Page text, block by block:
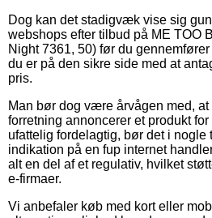
Dog kan det stadigvæk vise sig
webshops efter tilbud på ME TOO
Night 7361, 50) før du
du er på den sikre side med at
pris.
Man bør dog være årvågen med,
forretning annoncerer et produkt
ufattelig fordelagtig, bør det i
indikation på en fup internet
alt en del af et regulativ, hvilket
e-firmaer.
Vi anbefaler køb med kort eller